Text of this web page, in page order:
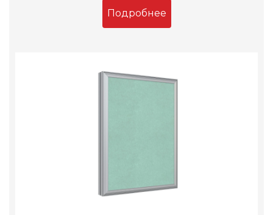
Подробнее